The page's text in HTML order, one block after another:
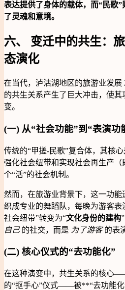
表达提供了身体的载体，而“民歌
了灵魂和意境。
六、 变迁中的共生：
态演化
在当代，泸沽湖地区的旅游业发展
的共生关系产生了巨大冲击，使
变。
(一) 从“社会功能”到“表演功
传统的“甲搓-民歌”复合体，其核
强化社会纽带和实现社会再生产（
个“活”的社会机制。
然而，在旅游业背景下，这一功能
织成专业的舞蹈队，每晚为游客表
社会纽带”转变为“文化身份的建构
自己的社交，而是 为了游客的表
(二) 核心仪式的“去功能化”
在这种演变中，共生关系的核心
的“抠手心”仪式——被**“去功能化